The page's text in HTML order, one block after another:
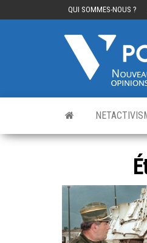
QUI SOMMES-NOUS ?